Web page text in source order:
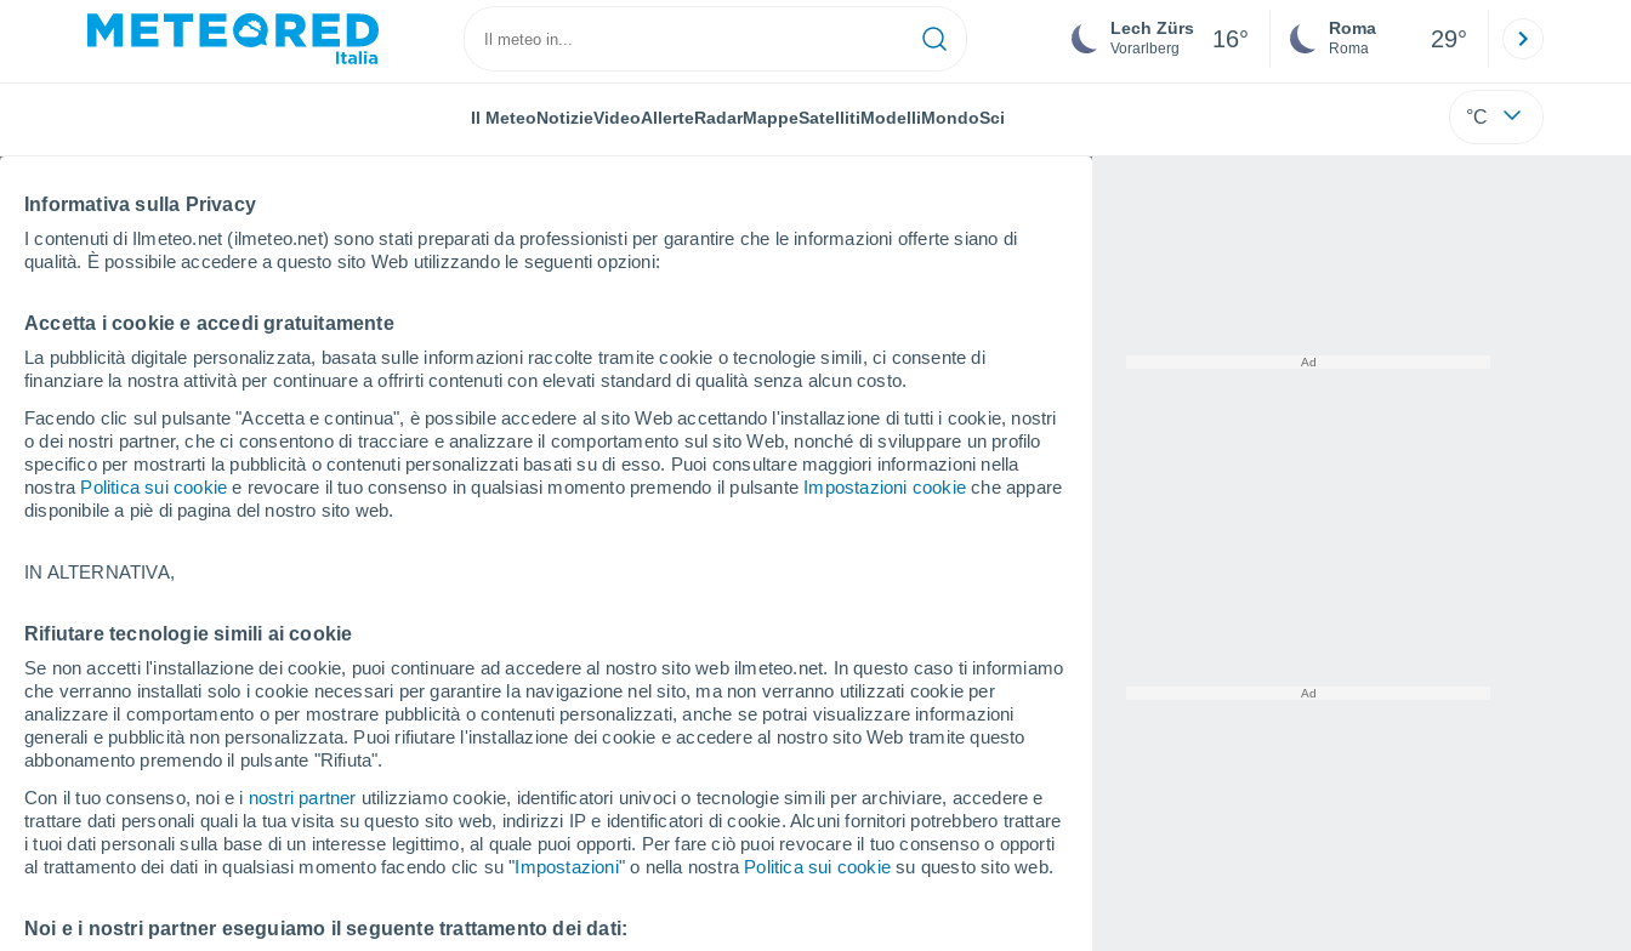
Informativa sulla Privacy
I contenuti di Ilmeteo.net (ilmeteo.net) sono stati preparati da professionisti per garantire che le informazioni offerte siano di
qualità. È possibile accedere a questo sito Web utilizzando le seguenti opzioni:
Accetta i cookie e accedi gratuitamente
La pubblicità digitale personalizzata, basata sulle informazioni raccolte tramite cookie o tecnologie simili, ci consente di
finanziare la nostra attività per continuare a offrirti contenuti con elevati standard di qualità senza alcun costo.
Facendo clic sul pulsante "Accetta e continua", è possibile accedere al sito Web accettando l'installazione di tutti i cookie, nostri
o dei nostri partner, che ci consentono di tracciare e analizzare il comportamento sul sito Web, nonché di sviluppare un profilo
specifico per mostrarti la pubblicità o contenuti personalizzati basati su di esso. Puoi consultare maggiori informazioni nella
nostra Politica sui cookie e revocare il tuo consenso in qualsiasi momento premendo il pulsante Impostazioni cookie che appare
disponibile a piè di pagina del nostro sito web.
IN ALTERNATIVA,
Rifiutare tecnologie simili ai cookie
Se non accetti l'installazione dei cookie, puoi continuare ad accedere al nostro sito web ilmeteo.net. In questo caso ti informiamo
che verranno installati solo i cookie necessari per garantire la navigazione nel sito, ma non verranno utilizzati cookie per
analizzare il comportamento o per mostrare pubblicità o contenuti personalizzati, anche se potrai visualizzare informazioni
generali e pubblicità non personalizzata. Puoi rifiutare l'installazione dei cookie e accedere al nostro sito Web tramite questo
abbonamento premendo il pulsante "Rifiuta".
Con il tuo consenso, noi e i nostri partner utilizziamo cookie, identificatori univoci o tecnologie simili per archiviare, accedere e
trattare dati personali quali la tua visita su questo sito web, indirizzi IP e identificatori di cookie. Alcuni fornitori potrebbero trattare
i tuoi dati personali sulla base di un interesse legittimo, al quale puoi opporti. Per fare ciò puoi revocare il tuo consenso o opporti
al trattamento dei dati in qualsiasi momento facendo clic su "Impostazioni" o nella nostra Politica sui cookie su questo sito web.
Noi e i nostri partner eseguiamo il seguente trattamento dei dati:
Lech Zürs
Vorarlberg 16° Roma
Roma 29°
Il MeteoNotizieVideoAllerteRadarMappeSatellitiModelliMondoSci °C
Home Austria Vorarlberg Lech Zürs
Lech Zürs am Arlberg
02/12/2026
Oggi
8 Ago
Domani
9 Ago
Lunedì
10 Ago
Bollettino neve oggi
Piste per difficoltà 0 73 50 18
Chilometri sciabili - / 301
Spessore della neve alla base -
Spessore della neve nella parte superiore -
Tipo di neve alla base